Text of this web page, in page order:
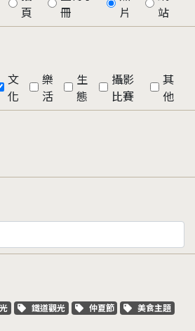
頁
冊
片
站
文
化
樂
活
生
態
攝影
比賽
其
他
關鍵字標籤
鐵道觀光 關鍵字標籤
仲夏節 關鍵字標籤
美食主題